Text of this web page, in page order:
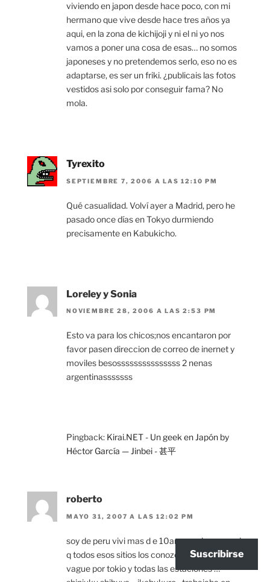
viviendo en japon desde hace poco, con mi
hermano que vive desde hace tres años ya
aqui, en la zona de kichijoji y ni el ni yo nos
vamos a poner una cosa de esas… no somos
japoneses y no pretendemos serlo, eso no es
adaptarse, es ser un friki. ¿publicais las fotos
vestidos asi solo por conseguir fama? No
mola.
Tyrexito
SEPTIEMBRE 7, 2006 A LAS 12:10 PM
Qué casualidad. Volví ayer a Madrid, pero he
pasado once días en Tokyo durmiendo
precisamente en Kabukicho.
Loreley y Sonia
NOVIEMBRE 28, 2006 A LAS 2:53 PM
Esto va para los chicos;nos encantaron por
favor pasen direccion de correo de inernet y
moviles besosssssssssssssss 2 nenas
argentinasssssss
Pingback: Kirai.NET - Un geek en Japón by
Héctor García — Jinbei - 甚平
roberto
MAYO 31, 2007 A LAS 12:02 PM
soy de peru vivi mas d e 10anos en japon …asi
q todos esos sitios los conozco del 93 al 2003
vague por tokio y todas las estaciones …
Suscribirse